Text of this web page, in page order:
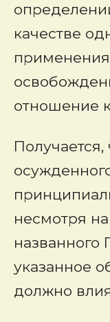
качестве
отношение
несмотря на
указанное
должно